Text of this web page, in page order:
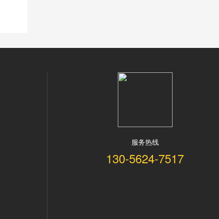
服务热线
130-5624-7517